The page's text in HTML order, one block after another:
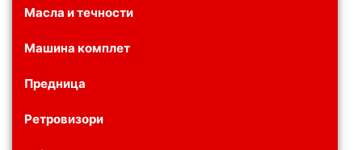
Масла и течности
Машина комплет
Предница
Ретровизори